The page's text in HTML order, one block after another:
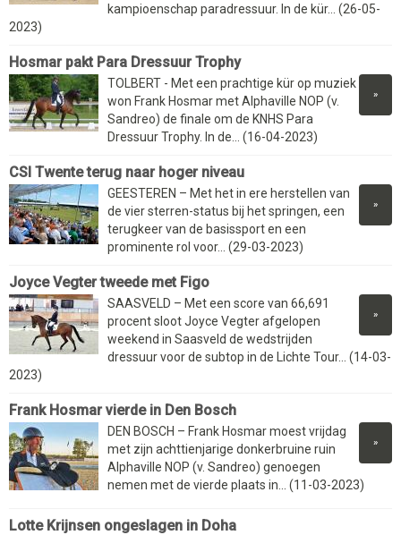
kampioenschap paradressuur. In de kür... (26-05-
2023)
Hosmar pakt Para Dressuur Trophy
»
TOLBERT - Met een prachtige kür op muziek
won Frank Hosmar met Alphaville NOP (v.
Sandreo) de finale om de KNHS Para
Dressuur Trophy. In de... (16-04-2023)
CSI Twente terug naar hoger niveau
»
GEESTEREN – Met het in ere herstellen van
de vier sterren-status bij het springen, een
terugkeer van de basissport en een
prominente rol voor... (29-03-2023)
Joyce Vegter tweede met Figo
»
SAASVELD – Met een score van 66,691
procent sloot Joyce Vegter afgelopen
weekend in Saasveld de wedstrijden
dressuur voor de subtop in de Lichte Tour... (14-03-
2023)
Frank Hosmar vierde in Den Bosch
»
DEN BOSCH – Frank Hosmar moest vrijdag
met zijn achttienjarige donkerbruine ruin
Alphaville NOP (v. Sandreo) genoegen
nemen met de vierde plaats in... (11-03-2023)
Lotte Krijnsen ongeslagen in Doha